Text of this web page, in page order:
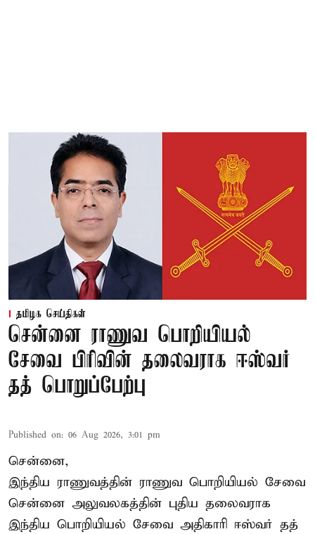
தமிழக செய்திகள்
சென்னை ராணுவ பொறியியல்
சேவை பிரிவின் தலைவராக ஈஸ்வர்
தத் பொறுப்பேற்பு
Published on: 06 Aug 2026, 3:01 pm
சென்னை,
இந்திய ராணுவத்தின் ராணுவ பொறியியல் சேவை
சென்னை அலுவலகத்தின் புதிய தலைவராக
இந்திய பொறியியல் சேவை அதிகாரி ஈஸ்வர் தத்